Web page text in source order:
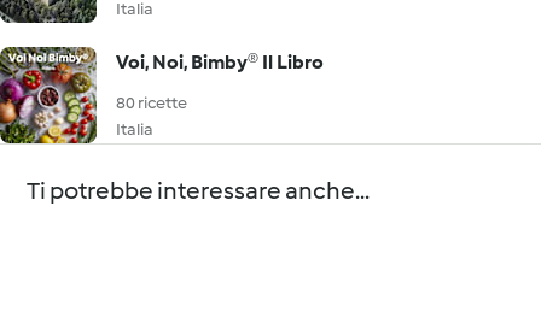
Italia
Voi, Noi, Bimby® Il Libro
80 ricette
Italia
Ti potrebbe interessare anche...